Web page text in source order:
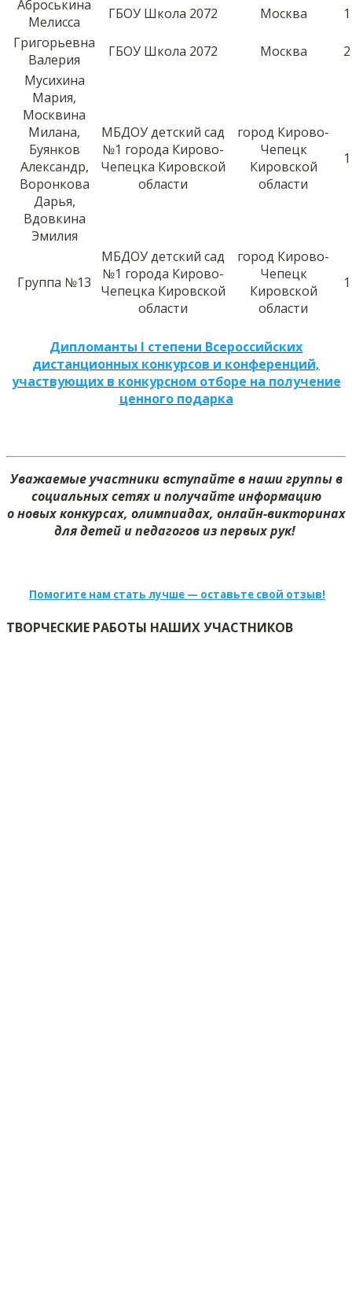
Аброськина
Мелисса
ГБОУ Школа 2072 Москва
1
Григорьевна
Валерия
ГБОУ Школа 2072 Москва
2
Мусихина
Мария,
Москвина
Милана,
Буянков
Александр,
Воронкова
Дарья,
Вдовкина
Эмилия
МБДОУ детский сад
№1 города Кирово-
Чепецка Кировской
области
город Кирово-
Чепецк
Кировской
области
1
Группа №13
МБДОУ детский сад
№1 города Кирово-
Чепецка Кировской
области
город Кирово-
Чепецк
Кировской
области
1
Дипломанты I степени Всероссийских
дистанционных конкурсов и конференций,
участвующих в конкурсном отборе на получение
ценного подарка
Уважаемые участники вступайте в наши группы в
социальных сетях и получайте информацию
о новых конкурсах, олимпиадах, онлайн-викторинах
для детей и педагогов из первых рук!
Помогите нам стать лучше — оставьте свой отзыв!
ТВОРЧЕСКИЕ РАБОТЫ НАШИХ УЧАСТНИКОВ